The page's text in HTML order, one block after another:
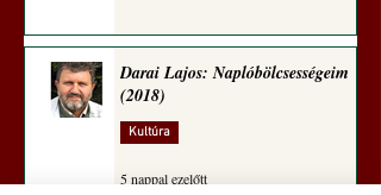
Darai Lajos: Naplóbölcsességeim
(2018)
Kultúra
5 nappal ezelőtt